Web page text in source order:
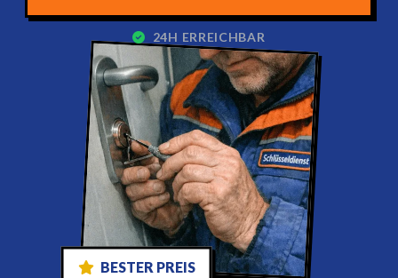
24H ERREICHBAR
BESTER PREIS